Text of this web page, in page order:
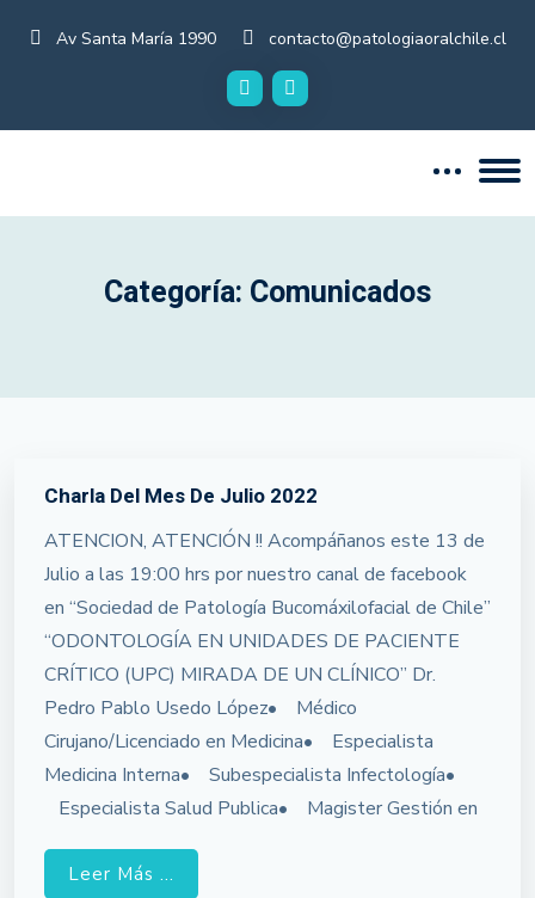
Av Santa María 1990 contacto@patologiaoralchile.cl
Categoría: Comunicados
Charla Del Mes De Julio 2022
ATENCION, ATENCIÓN !! Acompáñanos este 13 de
Julio a las 19:00 hrs por nuestro canal de facebook
en “Sociedad de Patología Bucomáxilofacial de Chile”
“ODONTOLOGÍA EN UNIDADES DE PACIENTE
CRÍTICO (UPC) MIRADA DE UN CLÍNICO” Dr.
Pedro Pablo Usedo López• Médico
Cirujano/Licenciado en Medicina• Especialista
Medicina Interna• Subespecialista Infectología•
Especialista Salud Publica• Magister Gestión en
Leer Más ...